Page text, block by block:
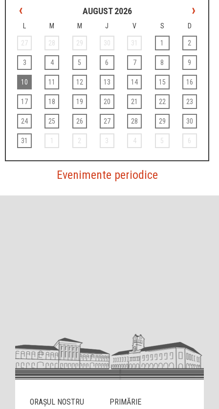
‹ AUGUST 2026 ›
M M J V S D
27 28 29 30 31 1 2
3 4 5 6 7 8 9
10 11 12 13 14 15 16
17 18 19 20 21 22 23
24 25 26 27 28 29 30
31 1 2 3 4 5 6
Evenimente periodice
ORAȘUL NOSTRU PRIMĂRIE